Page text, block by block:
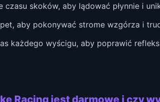
czasu skoków, aby lądować płynnie i
aby pokonywać strome wzgórza i
każdego wyścigu, aby poprawić
Racing jest darmowe i czy